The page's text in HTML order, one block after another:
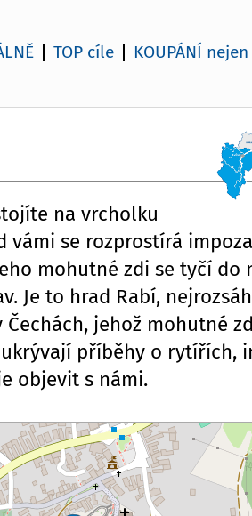
TOP cíle KOUPÁNÍ
na vrcholku
vámi se rozprostírá
mohutné zdi se tyčí do
Je to hrad Rabí,
jehož mohutné
příběhy o rytířích,
objevit s námi.